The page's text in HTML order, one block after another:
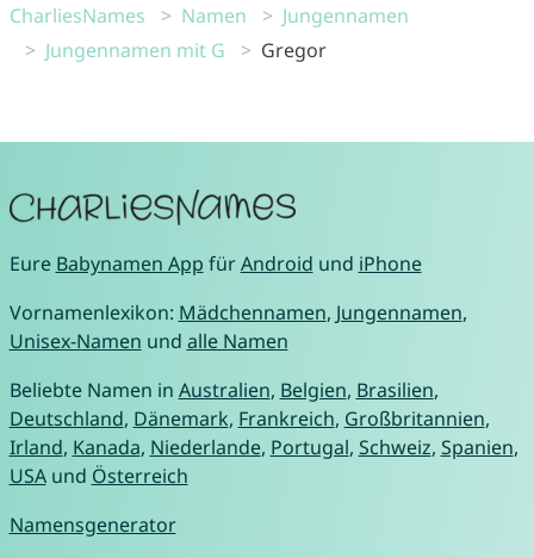
CharliesNames Namen
Jungennamen
Jungennamen mit G
Gregor
Eure Babynamen App fürAndroid und iPhone
Vornamenlexikon: Mädchennamen, Jungennamen,
Unisex-Namen und alle Namen
Beliebte Namen in Australien, Belgien, Brasilien,
Deutschland, Dänemark, Frankreich, Großbritannien,
Irland, Kanada, Niederlande, Portugal, Schweiz, Spanien,
USAund Österreich
Namensgenerator